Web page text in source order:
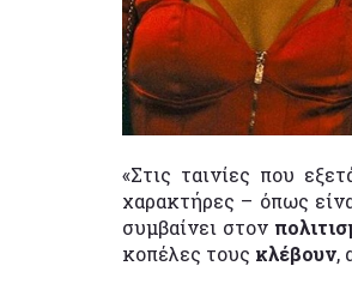
«Στις ταινίες που
χαρακτήρες – όπως
συμβαίνει στον
κοπέλες τους κλέβουν,